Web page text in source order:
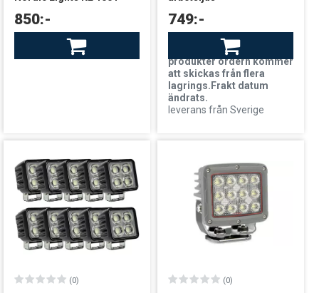
850:-
Finns i lager
leverans från Finland
749:-
Finns i lager
OBS!Eftersom mängden
produkter ordern kommer
att skickas från flera
lagrings.Frakt datum
ändrats.
leverans från Sverige
(0) (0)